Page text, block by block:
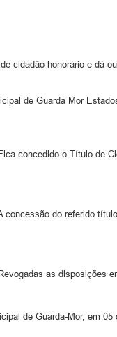
cidadão honorário e dá
de Guarda Mor
concedido o Título de
concessão do referido
as disposições
de Guarda-Mor, em 05